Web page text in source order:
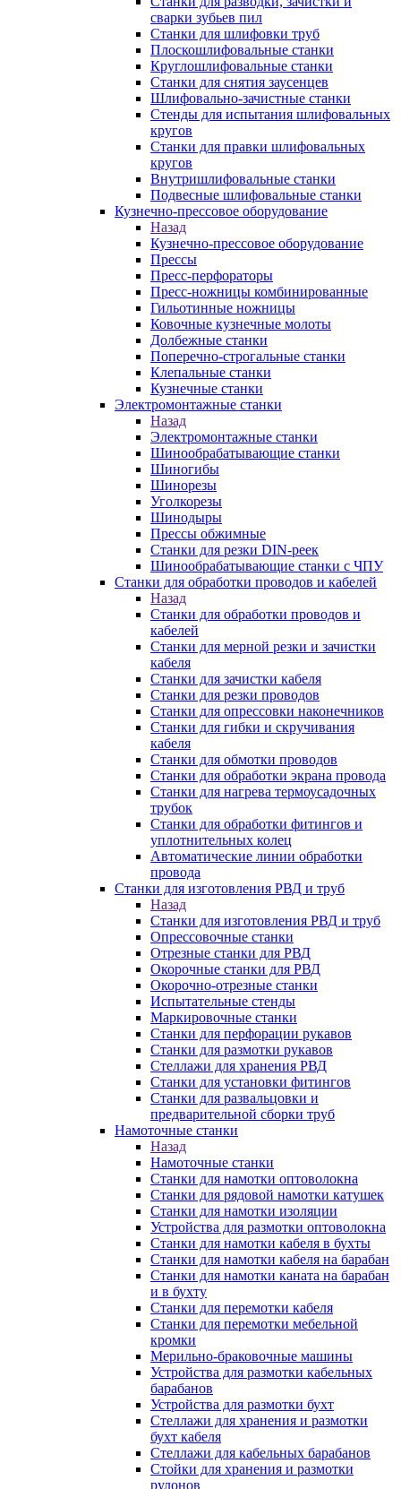
сварки зубьев пил
Станки для шлифовки труб
Плоскошлифовальные станки
Круглошлифовальные станки
Станки для снятия заусенцев
Шлифовально-зачистные станки
Стенды для испытания шлифовальных
кругов
Станки для правки шлифовальных
кругов
Внутришлифовальные станки
Подвесные шлифовальные станки
Кузнечно-прессовое оборудование
Назад
Кузнечно-прессовое оборудование
Прессы
Пресс-перфораторы
Пресс-ножницы комбинированные
Гильотинные ножницы
Ковочные кузнечные молоты
Долбежные станки
Поперечно-строгальные станки
Клепальные станки
Кузнечные станки
Электромонтажные станки
Назад
Электромонтажные станки
Шинообрабатывающие станки
Шиногибы
Шинорезы
Уголкорезы
Шинодыры
Прессы обжимные
Станки для резки DIN-реек
Шинообрабатывающие станки с ЧПУ
Станки для обработки проводов и кабелей
Назад
Станки для обработки проводов и
кабелей
Станки для мерной резки и зачистки
кабеля
Станки для зачистки кабеля
Станки для резки проводов
Станки для опрессовки наконечников
Станки для гибки и скручивания
кабеля
Станки для обмотки проводов
Станки для обработки экрана провода
Станки для нагрева термоусадочных
трубок
Станки для обработки фитингов и
уплотнительных колец
Автоматические линии обработки
провода
Станки для изготовления РВД и труб
Назад
Станки для изготовления РВД и труб
Опрессовочные станки
Отрезные станки для РВД
Окорочные станки для РВД
Окорочно-отрезные станки
Испытательные стенды
Маркировочные станки
Станки для перфорации рукавов
Станки для размотки рукавов
Стеллажи для хранения РВД
Станки для установки фитингов
Станки для развальцовки и
предварительной сборки труб
Намоточные станки
Назад
Намоточные станки
Станки для намотки оптоволокна
Станки для рядовой намотки катушек
Станки для намотки изоляции
Устройства для размотки оптоволокна
Станки для намотки кабеля в бухты
Станки для намотки кабеля на барабан
Станки для намотки каната на барабан
и в бухту
Станки для перемотки кабеля
Станки для перемотки мебельной
кромки
Мерильно-браковочные машины
Устройства для размотки кабельных
барабанов
Устройства для размотки бухт
Стеллажи для хранения и размотки
бухт кабеля
Стеллажи для кабельных барабанов
Стойки для хранения и размотки
рулонов